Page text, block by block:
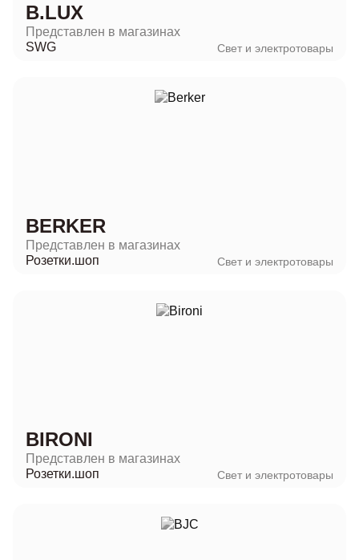
B.LUX
Представлен в магазинах
SWG
Свет и электротовары
BERKER
Представлен в магазинах
Розетки.шоп
Свет и электротовары
BIRONI
Представлен в магазинах
Розетки.шоп
Свет и электротовары